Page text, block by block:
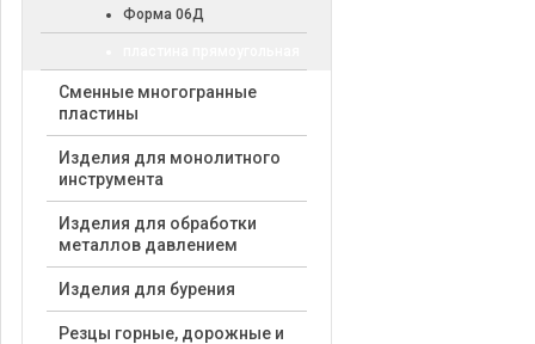
Форма 06Д
Cменные многогранные
пластины
Изделия для монолитного
инструмента
Изделия для обработки
металлов давлением
Изделия для бурения
Резцы горные, дорожные и